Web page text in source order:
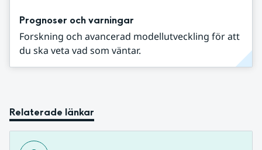
Prognoser och varningar
Forskning och avancerad modellutveckling för att
du ska veta vad som väntar.
Relaterade länkar